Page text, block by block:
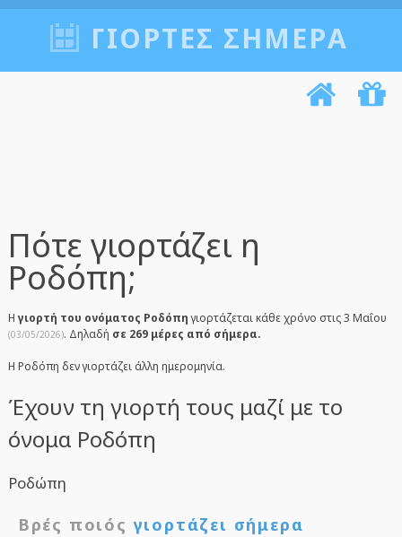
ΓΙΟΡΤΈΣ ΣΉΜΕΡΑ
Πότε γιορτάζει η
Ροδόπη;
Η γιορτή του ονόματος Ροδόπηγιορτάζεται κάθε χρόνο στις 3 Μαΐου
(03/05/2026). Δηλαδή σε 269 μέρες από σήμερα.
Η Ροδόπη δεν γιορτάζει άλλη ημερομηνία.
Έχουν τη γιορτή τους μαζί με το
όνομα Ροδόπη
Ροδώπη
Βρές ποιόςγιορτάζει σήμερα